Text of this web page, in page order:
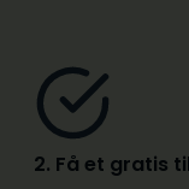
2. Få et gratis